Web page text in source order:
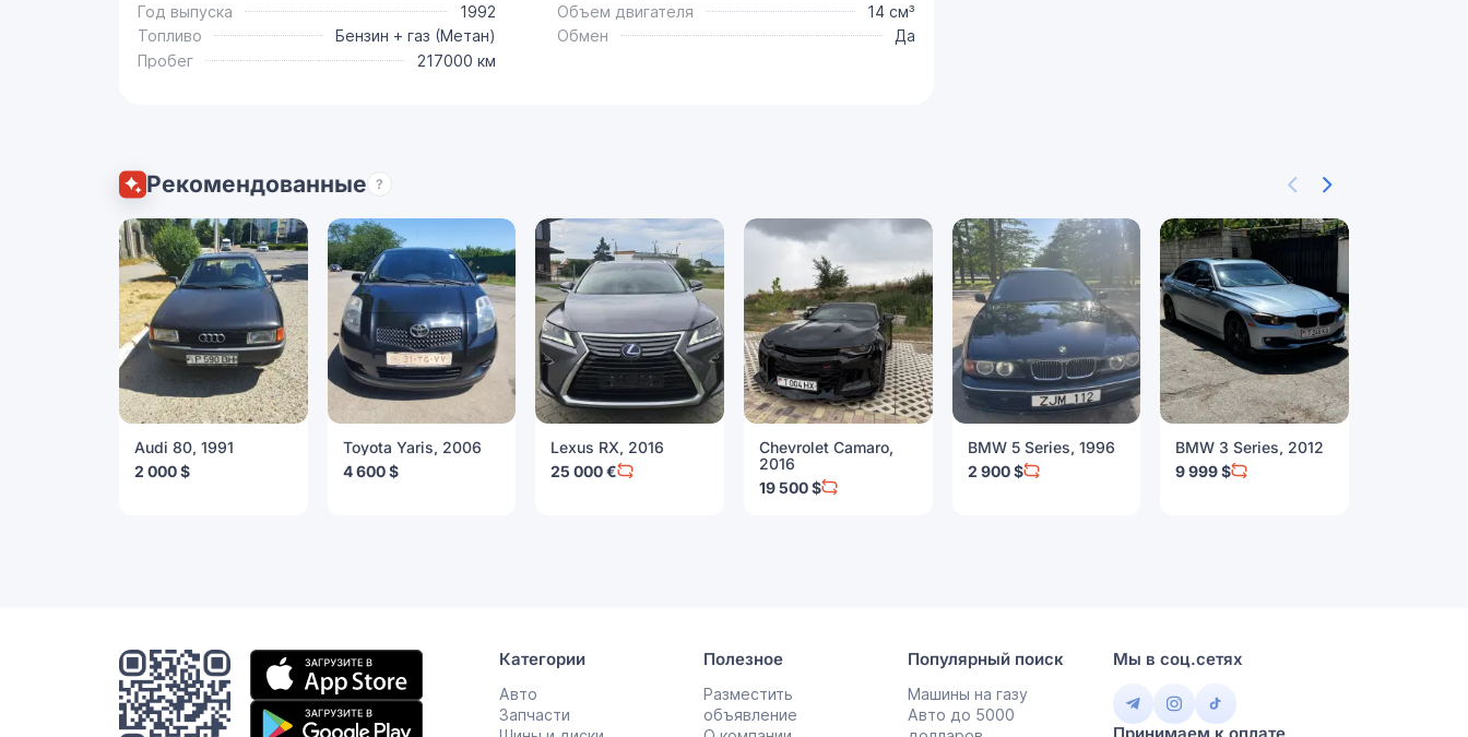
Год выпуска
1992
Топливо
Бензин + газ (Метан)
Пробег
217000 км
Объем двигателя
14 см³
Обмен
Да
Рекомендованные ?
Audi 80, 1991
2 000 $
Toyota Yaris, 2006
4 600 $
Lexus RX, 2016
25 000 €
Chevrolet Camaro,
2016
19 500 $
BMW 5 Series, 1996
2 900 $
BMW 3 Series, 2012
9 999 $
Мобильное
приложение
Категории
Авто
Запчасти
Полезное
Разместить
объявление
Популярный поиск
Машины на газу
Авто до 5000
Мы в соц.сетях